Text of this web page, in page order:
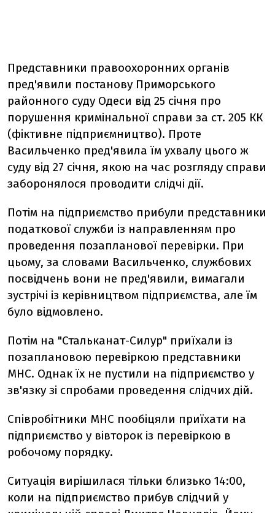
Представники правоохоронних органів
пред'явили постанову Приморського
районного суду Одеси від 25 січня про
порушення кримінальної справи за ст. 205 КК
(фіктивне підприємництво). Проте
Васильченко пред'явила їм ухвалу цього ж
суду від 27 січня, якою на час розгляду справи
заборонялося проводити слідчі дії.
Потім на підприємство прибули представники
податкової служби із направленням про
проведення позапланової перевірки. При
цьому, за словами Васильченко, службових
посвідчень вони не пред'явили, вимагали
зустрічі із керівництвом підприємства, але їм
було відмовлено.
Потім на "Стальканат-Силур" приїхали із
позаплановою перевіркою представники
МНС. Однак їх не пустили на підприємство у
зв'язку зі спробами проведення слідчих дій.
Співробітники МНС пообіцяли приїхати на
підприємство у вівторок із перевіркою в
робочому порядку.
Ситуація вирішилася тільки близько 14:00,
коли на підприємство прибув слідчий у